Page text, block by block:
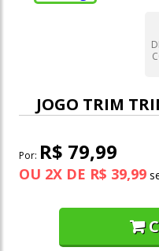
JOGO TRIM
Por: R$ 79,99
OU 2X DE R$ 39,99